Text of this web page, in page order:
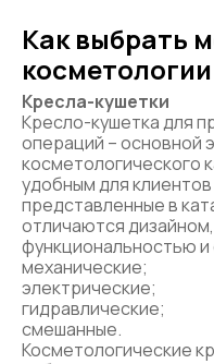
Как выбрать
косметологии
Кресла-кушетки
Кресло-кушетка для
операций – основной
косметологического
удобным для
представленные в
отличаются
функциональностью
механические;
электрические;
гидравлические;
смешанные.
Косметологические